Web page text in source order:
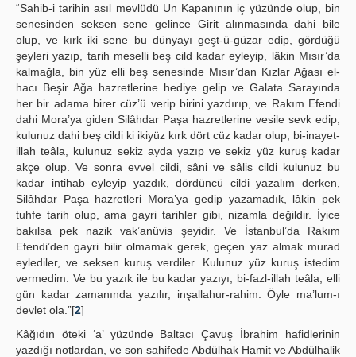
“Sahib-i tarihin asıl mevlüdü Un Kapanının iç yüzünde olup, bin
senesinden seksen sene gelince Girit alınmasında dahi bile
olup, ve kırk iki sene bu dünyayı geşt-ü-güzar edip, gördüğü
şeyleri yazıp, tarih meselli beş cild kadar eyleyip, lâkin Mısır’da
kalmağla, bin yüz elli beş senesinde Mısır’dan Kızlar Ağası el-
hacı Beşir Ağa hazretlerine hediye gelip ve Galata Sarayında
her bir adama birer cüz’ü verip birini yazdırıp, ve Rakım Efendi
dahi Mora’ya giden Silâhdar Paşa hazretlerine vesile sevk edip,
kulunuz dahi beş cildi ki ikiyüz kırk dört cüz kadar olup, bi-inayet-
illah teâla, kulunuz sekiz ayda yazıp ve sekiz yüz kuruş kadar
akçe olup. Ve sonra evvel cildi, sâni ve sâlis cildi kulunuz bu
kadar intihab eyleyip yazdık, dördüncü cildi yazalım derken,
Silâhdar Paşa hazretleri Mora’ya gedip yazamadık, lâkin pek
tuhfe tarih olup, ama gayri tarihler gibi, nizamla değildir. İyice
bakılsa pek nazik vak’anüvis şeyidir. Ve İstanbul’da Rakım
Efendi’den gayri bilir olmamak gerek, geçen yaz almak murad
eylediler, ve seksen kuruş verdiler. Kulunuz yüz kuruş istedim
vermedim. Ve bu yazık ile bu kadar yazıyı, bi-fazl-illah teâla, elli
gün kadar zamanında yazılır, inşallahur-rahim. Öyle ma’lum-ı
devlet ola.”[2]
Kâğıdın öteki ‘a’ yüzünde Baltacı Çavuş İbrahim hafidlerinin
yazdığı notlardan, ve son sahifede Abdülhak Hamit ve Abdülhalik